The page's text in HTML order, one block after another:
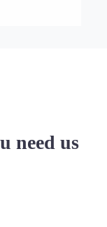
need us